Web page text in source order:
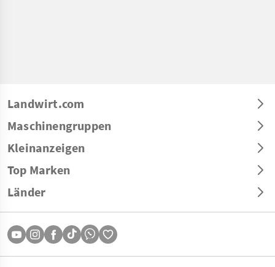
Landwirt.com
Maschinengruppen
Kleinanzeigen
Top Marken
Länder